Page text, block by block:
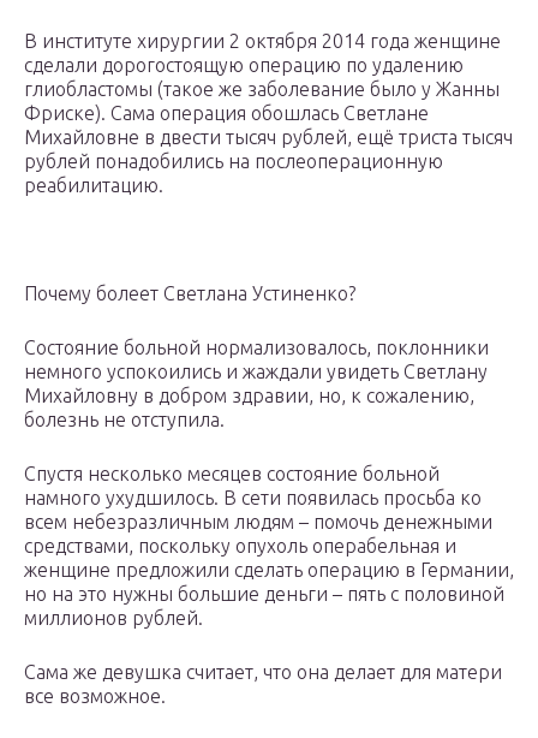
В институте хирургии 2 октября 2014 года женщине
сделали дорогостоящую операцию по удалению
глиобластомы (такое же заболевание было у Жанны
Фриске). Сама операция обошлась Светлане
Михайловне в двести тысяч рублей, ещё триста тысяч
рублей понадобились на послеоперационную
реабилитацию.
Почему болеет Светлана Устиненко?
Состояние больной нормализовалось, поклонники
немного успокоились и жаждали увидеть Светлану
Михайловну в добром здравии, но, к сожалению,
болезнь не отступила.
Спустя несколько месяцев состояние больной
намного ухудшилось. В сети появилась просьба ко
всем небезразличным людям – помочь денежными
средствами, поскольку опухоль операбельная и
женщине предложили сделать операцию в Германии,
но на это нужны большие деньги – пять с половиной
миллионов рублей.
Сама же девушка считает, что она делает для матери
все возможное.